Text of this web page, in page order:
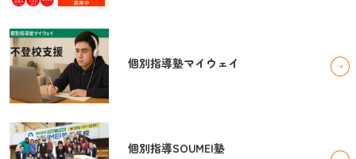
個別指導塾マイウェイ
個別指導SOUMEI塾